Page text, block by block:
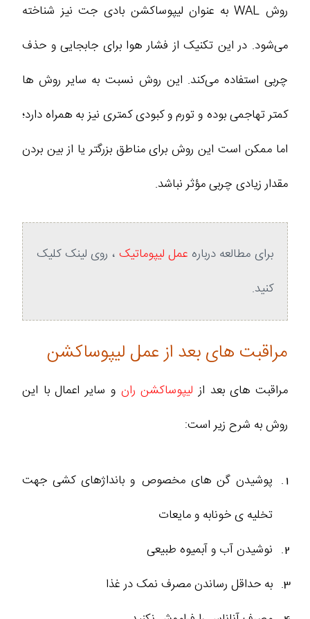
روش WAL به عنوان لیپوساکشن بادی جت نیز شناخته
می‌شود. در این تکنیک از فشار هوا برای جابجایی و حذف
چربی استفاده می‌کند. این روش نسبت به سایر روش ها
کمتر تهاجمی بوده و تورم و کبودی کمتری نیز به همراه دارد؛
اما ممکن است این روش برای مناطق بزرگتر یا از بین بردن
مقدار زیادی چربی مؤثر نباشد.
برای مطالعه درباره عمل لیپوماتیک ، روی لینک کلیک
کنید.
مراقبت های بعد از عمل لیپوساکشن
مراقبت های بعد از لیپوساکشن ران و سایر اعمال با این
روش به شرح زیر است:
پوشیدن گن های مخصوص و بانداژهای کشی جهت
تخلیه ی خونابه و مایعات
نوشیدن آب و آبمیوه طبیعی
به حداقل رساندن مصرف نمک در غذا